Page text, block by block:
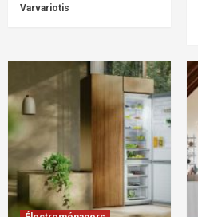
Varvariotis